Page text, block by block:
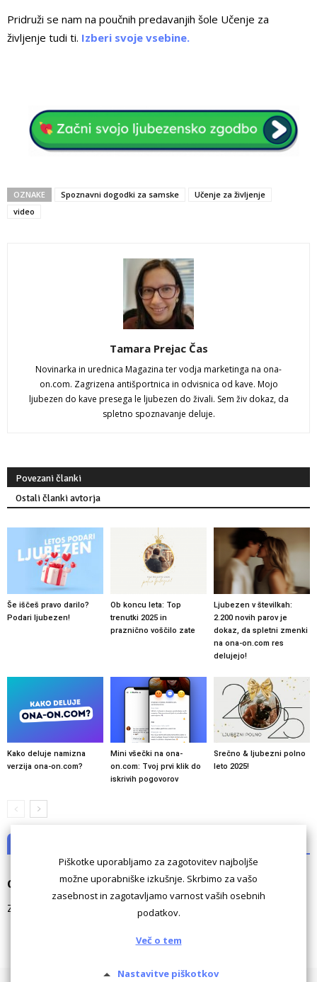
Pridruži se nam na poučnih predavanjih šole Učenje za
življenje tudi ti. Izberi svoje vsebine.
OZNAKE Spoznavni dogodki za samske
Učenje za življenje
video
Tamara Prejac Čas
Novinarka in urednica Magazina ter vodja marketinga na ona-
on.com. Zagrizena antišportnica in odvisnica od kave. Mojo
ljubezen do kave presega le ljubezen do živali. Sem živ dokaz, da
spletno spoznavanje deluje.
Povezani članki
Ostali članki avtorja
Še iščeš pravo darilo?
Podari ljubezen!
Ob koncu leta: Top
trenutki 2025 in
praznično voščilo zate
Ljubezen v številkah:
2.200 novih parov je
dokaz, da spletni zmenki
na ona-on.com res
delujejo!
Kako deluje namizna
verzija ona-on.com?
Mini všečki na ona-
on.com: Tvoj prvi klik do
iskrivih pogovorov
Srečno & ljubezni polno
leto 2025!
Odgovori
Za komentiranje morate bitiprijavljeni
Piškotke uporabljamo za zagotovitev najboljše
možne uporabniške izkušnje. Skrbimo za vašo
zasebnost in zagotavljamo varnost vaših osebnih
podatkov.
Več o tem
Nastavitve piškotkov